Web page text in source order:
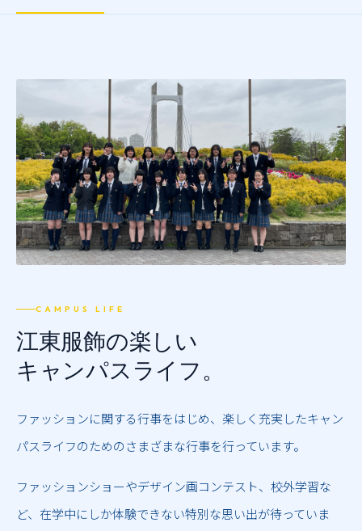
オープンキャンパス
CAMPUS LIFE
江東服飾の楽しい
キャンパスライフ。
ファッションに関する行事をはじめ、楽しく充実したキャン
パスライフのためのさまざまな行事を行っています。
ファッションショーやデザイン画コンテスト、校外学習な
ど、在学中にしか体験できない特別な思い出が待っていま